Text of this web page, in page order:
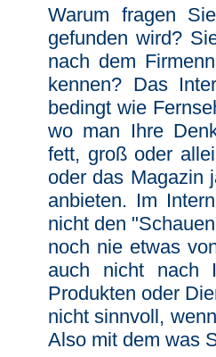
Warum fragen
gefunden wird?
nach dem
kennen? Das
bedingt wie
wo man Ihre
fett, groß oder
oder das Magazin
anbieten. Im
nicht den
noch nie etwas
auch nicht nach
Produkten oder
nicht sinnvoll,
Also mit dem was